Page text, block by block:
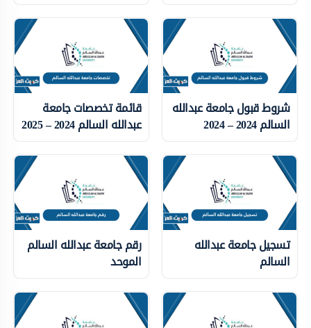
شروط قبول جامعة عبدالله
السالم 2024 – 2024
قائمة تخصصات جامعة
عبدالله السالم 2024 – 2025
تسجيل جامعة عبدالله
السالم
رقم جامعة عبدالله السالم
الموحد